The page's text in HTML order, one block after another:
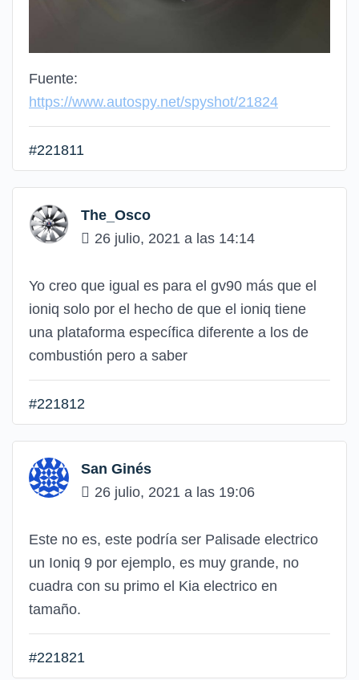
Fuente:
https://www.autospy.net/spyshot/21824
#221811
The_Osco
26 julio, 2021 a las 14:14
Yo creo que igual es para el gv90 más que el
ioniq solo por el hecho de que el ioniq tiene
una plataforma específica diferente a los de
combustión pero a saber
#221812
San Ginés
26 julio, 2021 a las 19:06
Este no es, este podría ser Palisade electrico
un Ioniq 9 por ejemplo, es muy grande, no
cuadra con su primo el Kia electrico en
tamaño.
#221821